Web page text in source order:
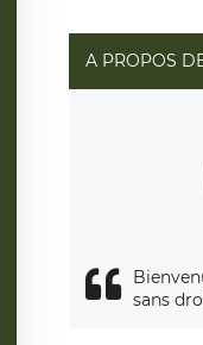
rue Léopold
également le
d’une autorité de
A PROPOS
sans